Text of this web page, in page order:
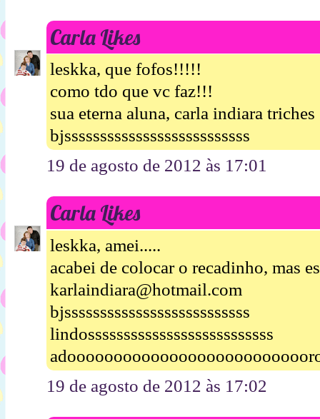
Carla Likes
leskka, que fofos!!!!!
como tdo que vc faz!!!
sua eterna aluna, carla indiara triches
bjssssssssssssssssssssssssss
19 de agosto de 2012 às 17:01
Carla Likes
leskka, amei.....
acabei de colocar o recadinho, mas
karlaindiara@hotmail.com
bjssssssssssssssssssssssssss
lindossssssssssssssssssssssssss
19 de agosto de 2012 às 17:02